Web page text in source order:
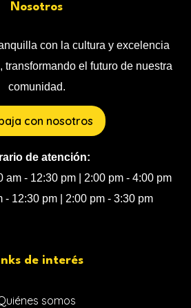
Nosotros
con la cultura y excelencia
transformando el futuro de nuestra
comunidad.
con nosotros
de atención:
am - 12:30 pm | 2:00 pm - 4:00 pm
- 12:30 pm | 2:00 pm - 3:30 pm
de interés
somos